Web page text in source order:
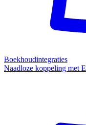
Boekhoudintegraties
Naadloze koppeling met